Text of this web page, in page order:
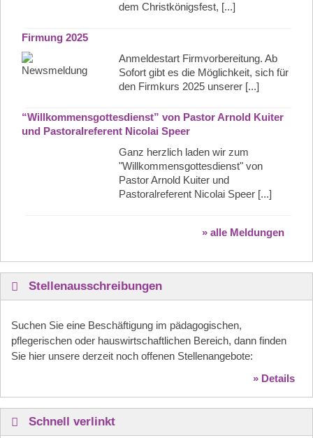
dem Christkönigsfest, [...]
Firmung 2025
Anmeldestart Firmvorbereitung. Ab
Sofort gibt es die Möglichkeit, sich für
den Firmkurs 2025 unserer [...]
“Willkommensgottesdienst” von Pastor Arnold Kuiter
und Pastoralreferent Nicolai Speer
Ganz herzlich laden wir zum
"Willkommensgottesdienst" von
Pastor Arnold Kuiter und
Pastoralreferent Nicolai Speer [...]
» alle Meldungen
Stellenausschreibungen
Suchen Sie eine Beschäftigung im pädagogischen,
pflegerischen oder hauswirtschaftlichen Bereich, dann finden
Sie hier unsere derzeit noch offenen Stellenangebote:
» Details
Schnell verlinkt